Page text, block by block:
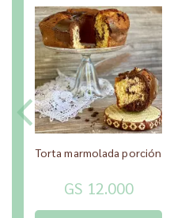
Torta marmolada porción
GS 12.000